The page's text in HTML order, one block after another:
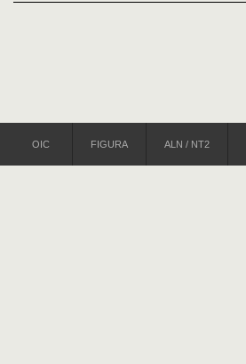
OIC FIGURA ALN / NT2